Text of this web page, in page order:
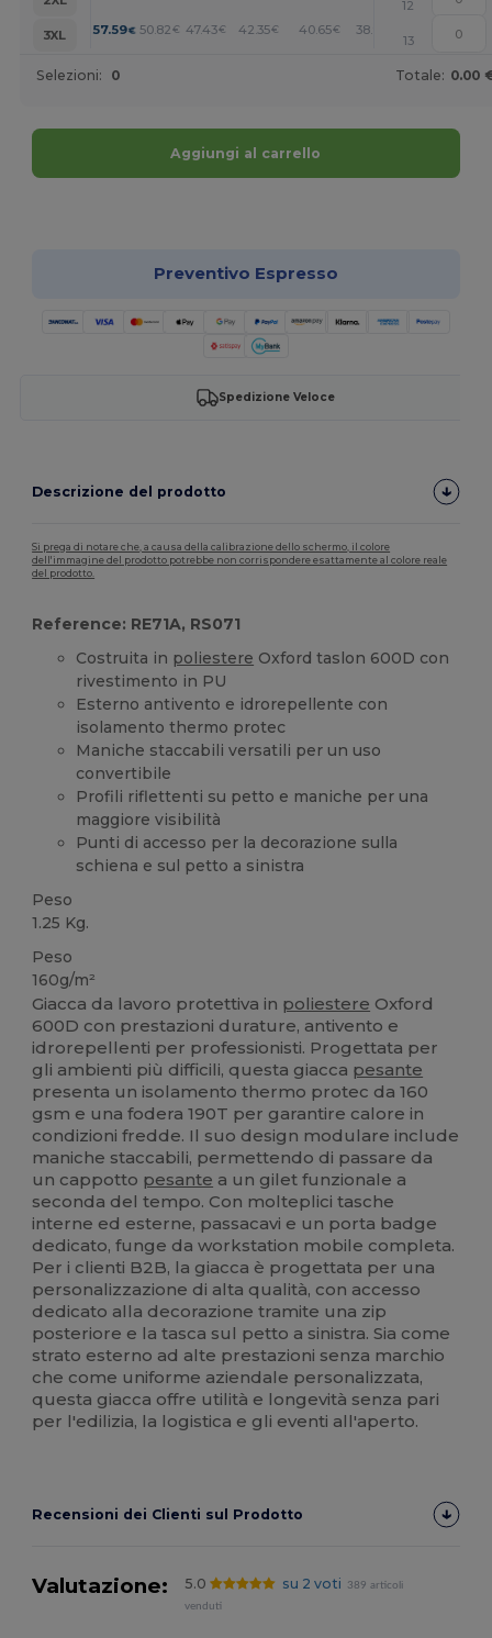
12
3XL
57.59€ 50.82 € 47.43€ 42.35€ 40.65€ 38.96
13
Selezioni: 0 Totale: 0.00
Aggiungi al carrello
Preventivo Espresso
Spedizione Veloce
Descrizione del prodotto
Si prega di notare che, a causa della calibrazione dello schermo, il colore
dell'immagine del prodotto potrebbe non corrispondere esattamente al colore reale
del prodotto.
Reference: RE71A, RS071
Costruita in poliestere Oxford taslon 600D con
rivestimento in PU
Esterno antivento e idrorepellente con
isolamento thermo protec
Maniche staccabili versatili per un uso
convertibile
Profili riflettenti su petto e maniche per una
maggiore visibilità
Punti di accesso per la decorazione sulla
schiena e sul petto a sinistra
Peso
1.25 Kg.
Peso
160g/m²
Giacca da lavoro protettiva in poliestere Oxford
600D con prestazioni durature, antivento e
idrorepellenti per professionisti. Progettata per
gli ambienti più difficili, questa giacca pesante
presenta un isolamento thermo protec da 160
gsm e una fodera 190T per garantire calore in
condizioni fredde. Il suo design modulare include
maniche staccabili, permettendo di passare da
un cappotto pesante a un gilet funzionale a
seconda del tempo. Con molteplici tasche
interne ed esterne, passacavi e un porta badge
dedicato, funge da workstation mobile completa.
Per i clienti B2B, la giacca è progettata per una
personalizzazione di alta qualità, con accesso
dedicato alla decorazione tramite una zip
posteriore e la tasca sul petto a sinistra. Sia come
strato esterno ad alte prestazioni senza marchio
che come uniforme aziendale personalizzata,
questa giacca offre utilità e longevità senza pari
per l'edilizia, la logistica e gli eventi all'aperto.
Recensioni dei Clienti sul Prodotto
Valutazione: 5.0 su 2 voti
389 articoli
venduti